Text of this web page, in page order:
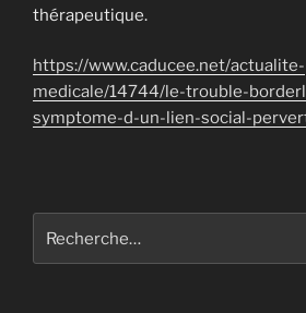
thérapeutique.
https://www.caducee.net/actualite-
medicale/14744/le-trouble-
symptome-d-un-lien-social-